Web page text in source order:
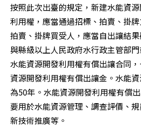
按照此次出臺的規定，新建水能資
利用權，應當通過招標、拍賣、掛
拍賣、掛牌買受人，應當自出讓結
與縣級以上人民政府水行政主管部
水能資源開發利用權有償出讓合同
資源開發利用權有償出讓金。水能
為50年。水能資源開發利用權有償
要用於水能資源管理、調查評價、
新技術推廣等。